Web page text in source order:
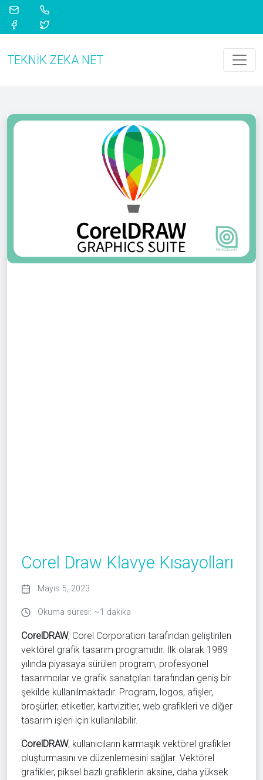
TEKNIK ZEKA NET
Corel Draw Klavye Kısayolları
Mayıs 5, 2023
Okuma süresi: ~1 dakika
CorelDRAW, Corel Corporation tarafından geliştirilen
vektörel grafik tasarım programıdır. İlk olarak 1989
yılında piyasaya sürülen program, profesyonel
tasarımcılar ve grafik sanatçıları tarafından geniş bir
şekilde kullanılmaktadır. Program, logos, afişler,
broşürler, etiketler, kartvizitler, web grafikleri ve diğer
tasarım işleri için kullanılabilir.
CorelDRAW, kullanıcıların karmaşık vektörel grafikler
oluşturmasını ve düzenlemesini sağlar. Vektörel
grafikler, piksel bazlı grafiklerin aksine, daha yüksek